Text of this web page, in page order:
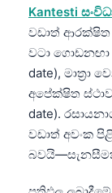
Kantesti
වඩාත්
වටා ගොඩනඟා
date), මාත්‍රා
අපේක්ෂිත
date).
වඩාත් අවංක